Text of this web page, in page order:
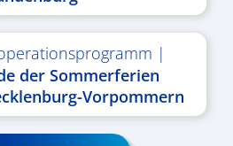
|
der Sommerferien
Vorpommern